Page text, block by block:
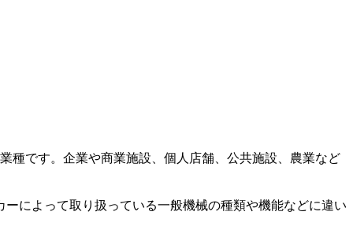
種です。企業や商業施設、個人店舗、公共施設、農業など
によって取り扱っている一般機械の種類や機能などに違い